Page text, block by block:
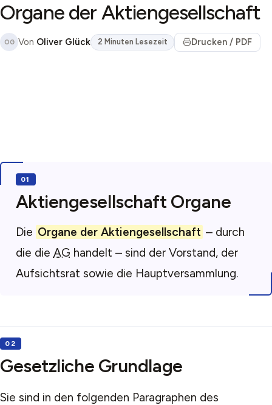
Organe der Aktiengesellschaft
OG Von Oliver Glück 2 Minuten Lesezeit Drucken / PDF
Aktiengesellschaft Organe
Die Organe der Aktiengesellschaft – durch
die die AG handelt – sind der Vorstand, der
Aufsichtsrat sowie die Hauptversammlung.
Gesetzliche Grundlage
Sie sind in den folgenden Paragraphen des